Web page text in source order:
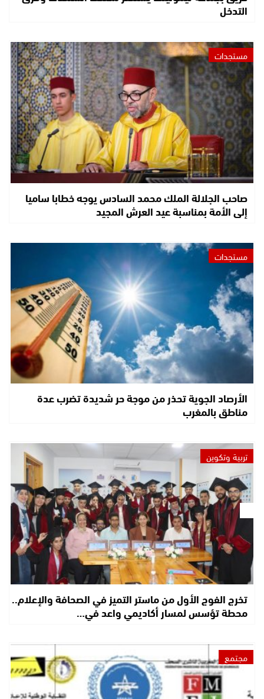
التدخل
مستجدات
صاحب الجلالة الملك محمد السادس يوجه خطابا ساميا
إلى الأمة بمناسبة عيد العرش المجيد
مستجدات
الأرصاد الجوية تحذر من موجة حر شديدة تضرب عدة
مناطق بالمغرب
تربية وتكوين
تخرج الفوج الأول من ماستر التميز في الصحافة والإعلام..
محطة تؤسس لمسار أكاديمي واعد في…
مجتمع